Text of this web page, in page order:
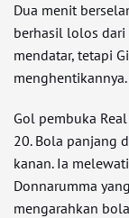
Dua menit
berhasil lolos dari
mendatar, tetapi
menghentikannya.
Gol pembuka
20. Bola panjang
kanan. Ia
Donnarumma
mengarahkan